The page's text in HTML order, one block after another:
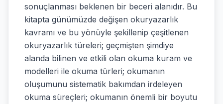
sonuçlanması beklenen bir beceri alanıdır. Bu
kitapta günümüzde değişen okuryazarlık
kavramı ve bu yönüyle şekillenip çeşitlenen
okuryazarlık türeleri; geçmişten şimdiye
alanda bilinen ve etkili olan okuma kuram ve
modelleri ile okuma türleri; okumanın
oluşumunu sistematik bakımdan irdeleyen
okuma süreçleri; okumanın önemli bir boyutu